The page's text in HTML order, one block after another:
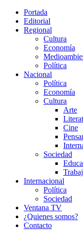
Portada
Editorial
Regional
Cultura
Economía
Política
Nacional
Política
Economía
Cultura
Arte
Cine
Sociedad
Internacional
Política
Sociedad
Ventana TV
¿Quienes somos?
Contacto